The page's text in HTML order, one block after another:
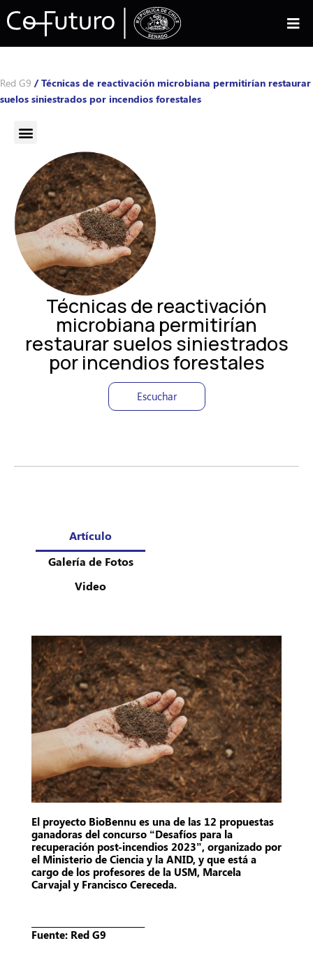
Red G9 /Técnicas de reactivación microbiana permitirían restaurar
suelos siniestrados por incendios forestales
Técnicas de reactivación
microbiana permitirían
restaurar suelos siniestrados
por incendios forestales
Escuchar
Artículo
Galería de Fotos
Video
El proyecto BioBennu es una de las 12 propuestas
ganadoras del concurso “Desafíos para la
recuperación post-incendios 2023”, organizado por
el Ministerio de Ciencia y la ANID, y que está a
cargo de los profesores de la USM, Marcela
Carvajal y Francisco Cereceda.
Fuente: Red G9